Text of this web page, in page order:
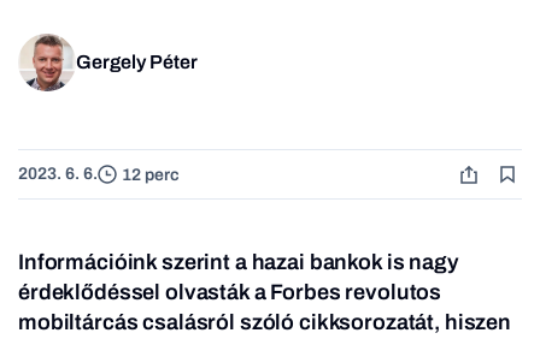
Gergely Péter
2023. 6. 6. 12 perc
Információink szerint a hazai bankok is nagy
érdeklődéssel olvasták a Forbes revolutos
mobiltárcás csalásról szóló cikksorozatát, hiszen